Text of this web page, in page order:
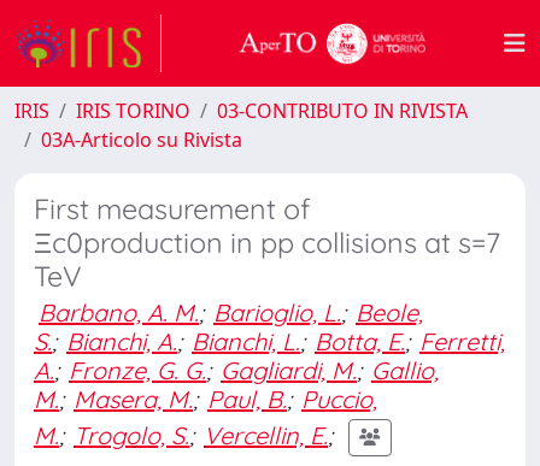
IRIS IRIS TORINO
03-CONTRIBUTO IN RIVISTA
03A-Articolo su Rivista
First measurement of
Ξc0production in pp collisions at s=7
TeV
Barbano, A. M.; Barioglio, L.; Beole,
S.; Bianchi, A.; Bianchi, L.; Botta, E.; Ferretti,
A.; Fronze, G. G.; Gagliardi, M.; Gallio,
M.; Masera, M.; Paul, B.; Puccio,
M.; Trogolo, S.; Vercellin, E.;